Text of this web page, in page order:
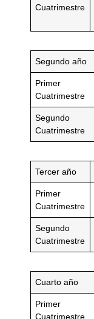
Cuatrimestre
Segundo año
Primer
Cuatrimestre
Segundo
Cuatrimestre
Tercer año
Primer
Cuatrimestre
Segundo
Cuatrimestre
Cuarto año
Primer
Cuatrimestre